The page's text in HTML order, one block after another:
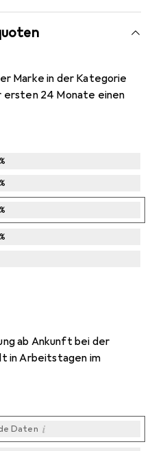
Marke in der Kategorie
ersten 24 Monate einen
%
%
%
%
ab Ankunft bei der
in Arbeitstagen im
Daten i